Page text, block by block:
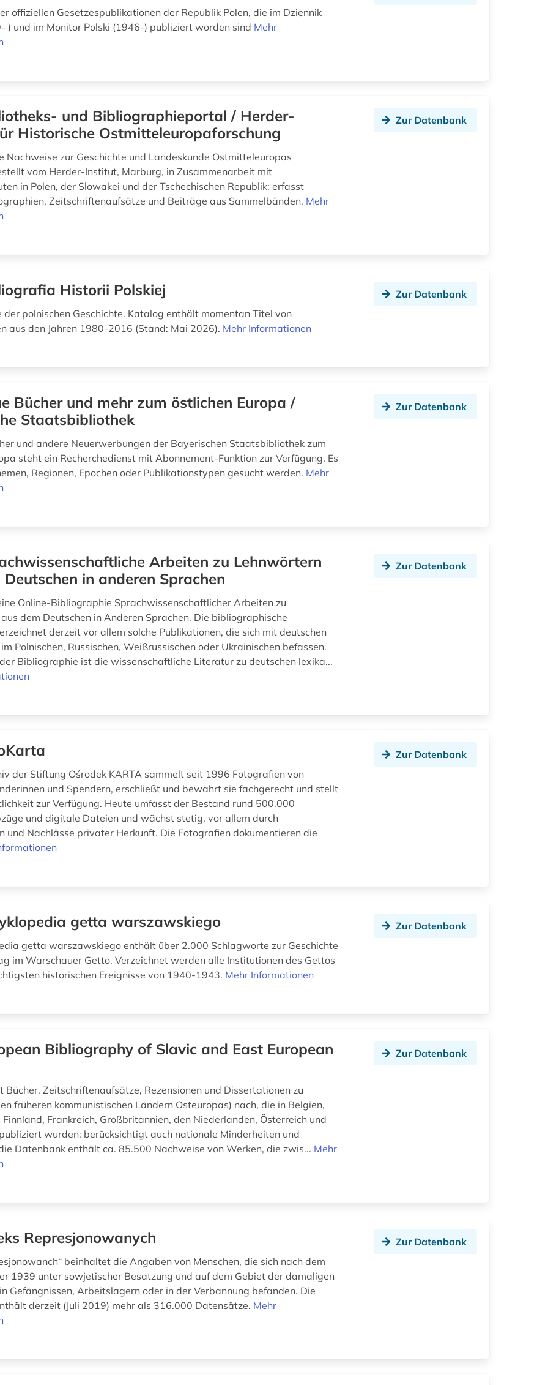
offiziellen Gesetzespublikationen der Republik Polen, die im Dziennik
) und im Monitor Polski (1946-) publiziert worden sind Mehr
und Bibliographieportal / Herder-
Historische Ostmitteleuropaforschung
Nachweise zur Geschichte und Landeskunde Ostmitteleuropas
vom Herder-Institut, Marburg, in Zusammenarbeit mit
in Polen, der Slowakei und der Tschechischen Republik; erfasst
Zeitschriftenaufsätze und Beiträge aus Sammelbänden. Mehr
Zur Datenbank
Historii Polskiej
der polnischen Geschichte. Katalog enthält momentan Titel von
aus den Jahren 1980-2016 (Stand: Mai 2026). Mehr Informationen
Zur Datenbank
Bücher und mehr zum östlichen Europa /
Staatsbibliothek
und andere Neuerwerbungen der Bayerischen Staatsbibliothek zum
steht ein Recherchedienst mit Abonnement-Funktion zur Verfügung. Es
Regionen, Epochen oder Publikationstypen gesucht werden. Mehr
Zur Datenbank
Arbeiten zu Lehnwörtern
in anderen Sprachen
Online-Bibliographie Sprachwissenschaftlicher Arbeiten zu
dem Deutschen in Anderen Sprachen. Die bibliographische
derzeit vor allem solche Publikationen, die sich mit deutschen
Polnischen, Russischen, Weißrussischen oder Ukrainischen befassen.
Bibliographie ist die wissenschaftliche Literatur zu deutschen lexika...
Zur Datenbank
der Stiftung Ośrodek KARTA sammelt seit 1996 Fotografien von
und Spendern, erschließt und bewahrt sie fachgerecht und stellt
zur Verfügung. Heute umfasst der Bestand rund 500.000
und digitale Dateien und wächst stetig, vor allem durch
und Nachlässe privater Herkunft. Die Fotografien dokumentieren die
Zur Datenbank
getta warszawskiego
getta warszawskiego enthält über 2.000 Schlagworte zur Geschichte
im Warschauer Getto. Verzeichnet werden alle Institutionen des Gettos
historischen Ereignisse von 1940-1943. Mehr Informationen
Zur Datenbank
Bibliography of Slavic and East European
Bücher, Zeitschriftenaufsätze, Rezensionen und Dissertationen zu
früheren kommunistischen Ländern Osteuropas) nach, die in Belgien,
Frankreich, Großbritannien, den Niederlanden, Österreich und
wurden; berücksichtigt auch nationale Minderheiten und
Datenbank enthält ca. 85.500 Nachweise von Werken, die zwis... Mehr
Zur Datenbank
Represjonowanych
beinhaltet die Angaben von Menschen, die sich nach dem
1939 unter sowjetischer Besatzung und auf dem Gebiet der damaligen
Gefängnissen, Arbeitslagern oder in der Verbannung befanden. Die
derzeit (Juli 2019) mehr als 316.000 Datensätze. Mehr
Zur Datenbank